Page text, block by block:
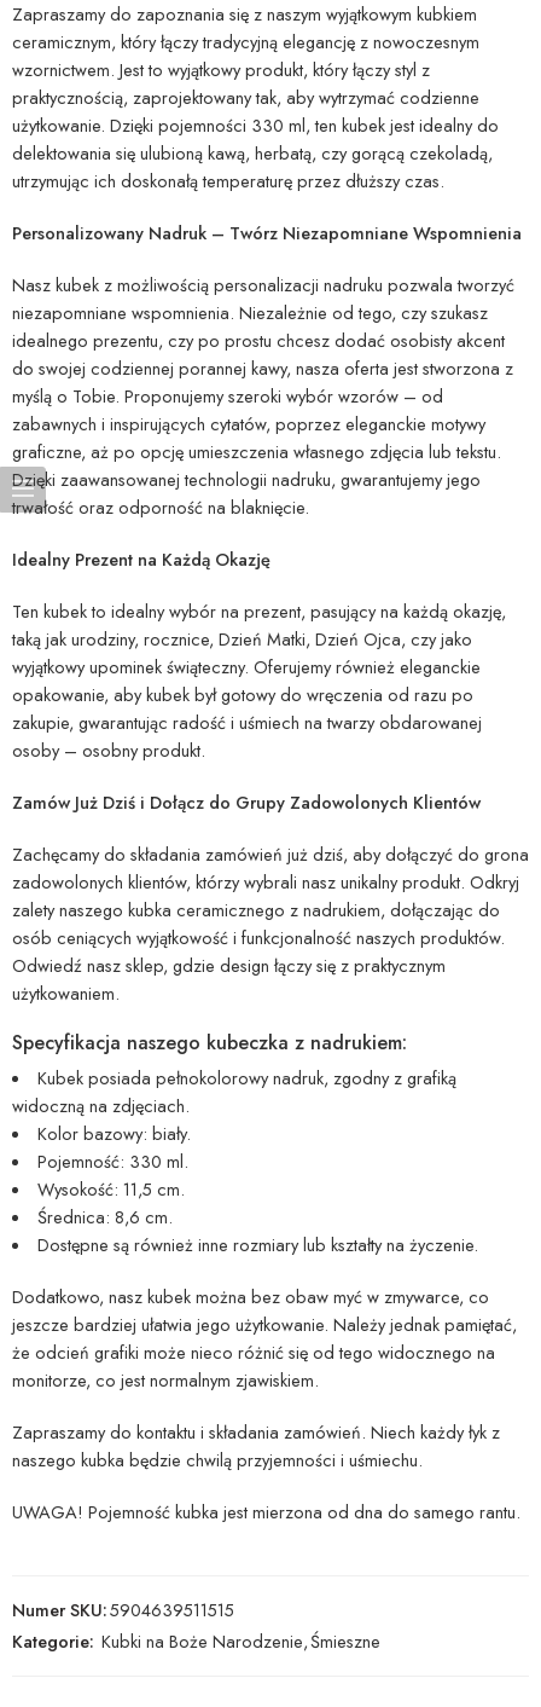
Zapraszamy do zapoznania się z naszym wyjątkowym kubkiem
ceramicznym, który łączy tradycyjną elegancję z nowoczesnym
wzornictwem. Jest to wyjątkowy produkt, który łączy styl z
praktycznością, zaprojektowany tak, aby wytrzymać codzienne
użytkowanie. Dzięki pojemności 330 ml, ten kubek jest idealny do
delektowania się ulubioną kawą, herbatą, czy gorącą czekoladą,
utrzymując ich doskonałą temperaturę przez dłuższy czas.
Personalizowany Nadruk – Twórz Niezapomniane Wspomnienia
Nasz kubek z możliwością personalizacji nadruku pozwala tworzyć
niezapomniane wspomnienia. Niezależnie od tego, czy szukasz
idealnego prezentu, czy po prostu chcesz dodać osobisty akcent
do swojej codziennej porannej kawy, nasza oferta jest stworzona z
myślą o Tobie. Proponujemy szeroki wybór wzorów – od
zabawnych i inspirujących cytatów, poprzez eleganckie motywy
graficzne, aż po opcję umieszczenia własnego zdjęcia lub tekstu.
Dzięki zaawansowanej technologii nadruku, gwarantujemy jego
trwałość oraz odporność na blaknięcie.
Idealny Prezent na Każdą Okazję
Ten kubek to idealny wybór na prezent, pasujący na każdą okazję,
taką jak urodziny, rocznice, Dzień Matki, Dzień Ojca, czy jako
wyjątkowy upominek świąteczny. Oferujemy również eleganckie
opakowanie, aby kubek był gotowy do wręczenia od razu po
zakupie, gwarantując radość i uśmiech na twarzy obdarowanej
osoby – osobny produkt.
Zamów Już Dziś i Dołącz do Grupy Zadowolonych Klientów
Zachęcamy do składania zamówień już dziś, aby dołączyć do grona
zadowolonych klientów, którzy wybrali nasz unikalny produkt. Odkryj
zalety naszego kubka ceramicznego z nadrukiem, dołączając do
osób ceniących wyjątkowość i funkcjonalność naszych produktów.
Odwiedź nasz sklep, gdzie design łączy się z praktycznym
użytkowaniem.
Specyfikacja naszego kubeczka z nadrukiem:
Kubek posiada pełnokolorowy nadruk, zgodny z grafiką
widoczną na zdjęciach.
Kolor bazowy: biały.
Pojemność: 330 ml.
Wysokość: 11,5 cm.
Średnica: 8,6 cm.
Dostępne są również inne rozmiary lub kształty na życzenie.
Dodatkowo, nasz kubek można bez obaw myć w zmywarce, co
jeszcze bardziej ułatwia jego użytkowanie. Należy jednak pamiętać,
że odcień grafiki może nieco różnić się od tego widocznego na
monitorze, co jest normalnym zjawiskiem.
Zapraszamy do kontaktu i składania zamówień. Niech każdy łyk z
naszego kubka będzie chwilą przyjemności i uśmiechu.
UWAGA! Pojemność kubka jest mierzona od dna do samego rantu.
Numer SKU:5904639511515
Kategorie: Kubki na Boże Narodzenie,Śmieszne